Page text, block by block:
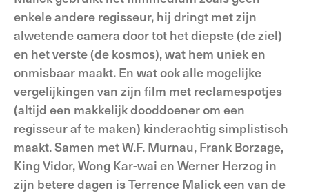
enkele andere regisseur, hij dringt met zijn
alwetende camera door tot het diepste (de ziel)
en het verste (de kosmos), wat hem uniek en
onmisbaar maakt. En wat ook alle mogelijke
vergelijkingen van zijn film met reclamespotjes
(altijd een makkelijk dooddoener om een
regisseur af te maken) kinderachtig simplistisch
maakt. Samen met W.F. Murnau, Frank Borzage,
King Vidor, Wong Kar-wai en Werner Herzog in
zijn betere dagen is Terrence Malick een van de